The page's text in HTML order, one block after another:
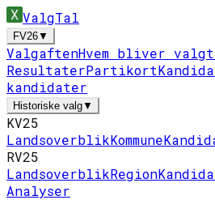
ValgTal
FV26▼
ValgaftenHvem bliver
ResultaterPartikort
kandidater
Historiske valg▼
KV25
LandsoverblikKommune
RV25
LandsoverblikRegion
Analyser